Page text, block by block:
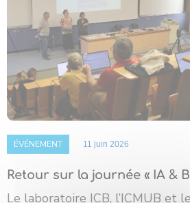
ÉVÉNEMENT 11 juin 2026
Retour sur la journée « IA &
Le laboratoire ICB, l’ICMUB et